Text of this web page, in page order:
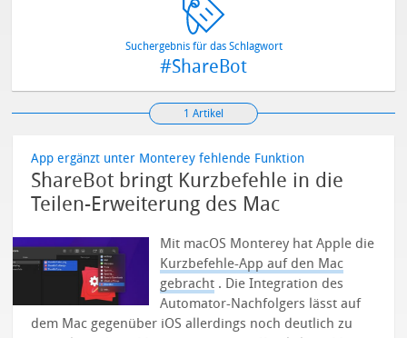
Suchergebnis für das Schlagwort
#ShareBot
1 Artikel
App ergänzt unter Monterey fehlende Funktion
ShareBot bringt Kurzbefehle in die
Teilen-Erweiterung des Mac
Mit macOS Monterey hat Apple die
Kurzbefehle-App auf den Mac
gebracht . Die Integration des
Automator-Nachfolgers lässt auf
dem Mac gegenüber iOS allerdings noch deutlich zu